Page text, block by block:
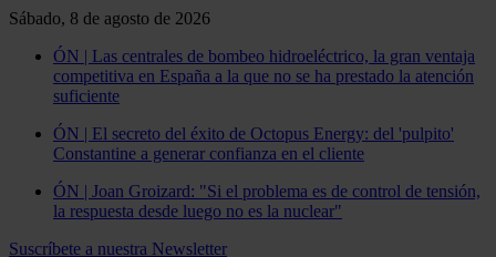
Sábado, 8 de agosto de 2026
ÓN | Las centrales de bombeo hidroeléctrico, la gran ventaja
competitiva en España a la que no se ha prestado la atención
suficiente
ÓN | El secreto del éxito de Octopus Energy: del 'pulpito'
Constantine a generar confianza en el cliente
ÓN | Joan Groizard: "Si el problema es de control de tensión,
la respuesta desde luego no es la nuclear"
Suscríbete a nuestra Newsletter